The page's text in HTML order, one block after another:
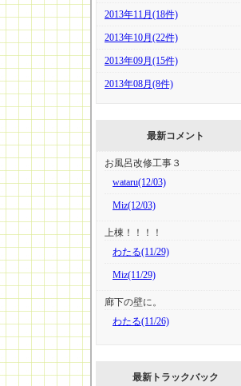
2013年11月(18件)
2013年10月(22件)
2013年09月(15件)
2013年08月(8件)
最新コメント
お風呂改修工事３
wataru(12/03)
Miz(12/03)
上棟！！！！
わたる(11/29)
Miz(11/29)
廊下の壁に。
わたる(11/26)
最新トラックバック